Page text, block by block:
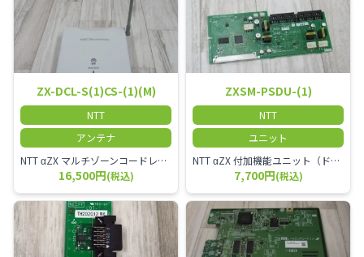
ZX-DCL-S(1)CS-(1)(M)
NTT
アンテナ
NTT αZX マルチゾーンコードレススターアンテナ(マスター)
16,500円(税込)
ZXSM-PSDU-(1)
NTT
ユニット
NTT αZX 付加機能ユニット（ドアホンなど）
7,700円(税込)